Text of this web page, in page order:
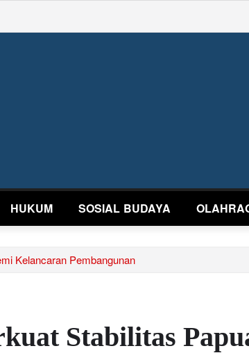
HUKUM SOSIAL BUDAYA
Kelancaran Pembangunan
Stabilitas